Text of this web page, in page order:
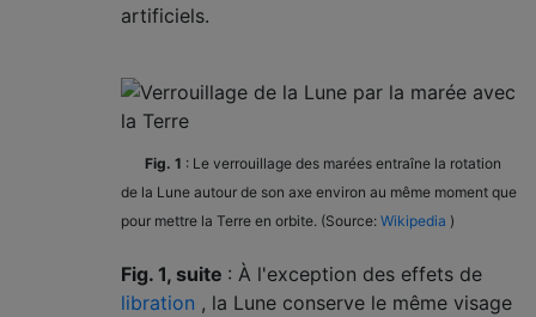
artificiels.
Fig. 1 : Le verrouillage des marées entraîne la rotation
de la Lune autour de son axe environ au même moment que
pour mettre la Terre en orbite. (Source: Wikipedia )
Fig. 1, suite : À l'exception des effets de
libration , la Lune conserve le même visage